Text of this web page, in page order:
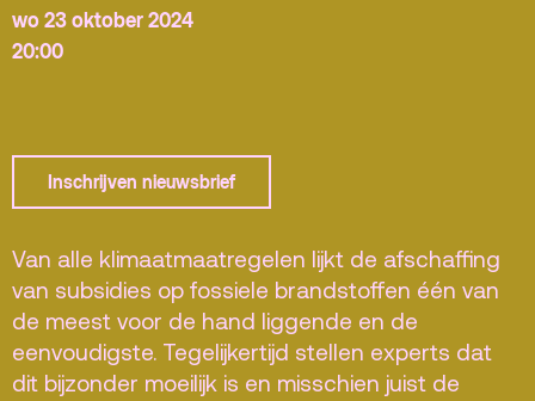
aanvragen
Kerktuin
Kaartverkoopinfo
Faciliteiten &
toegankelijkheid
Huisregels
wo 23 oktober 2024
20:00
Inschrijven nieuwsbrief
Van alle klimaatmaatregelen lijkt de afschaffing
van subsidies op fossiele brandstoffen één van
de meest voor de hand liggende en de
eenvoudigste. Tegelijkertijd stellen experts dat
dit bijzonder moeilijk is en misschien juist de